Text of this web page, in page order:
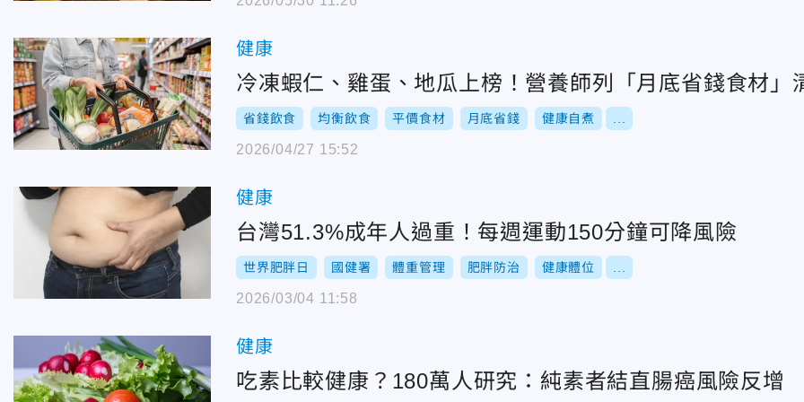
健康
冷凍蝦仁、雞蛋、地瓜上榜！營養師列「月底省錢食材」
省錢飲食 均衡飲食 平價食材 月底省錢 健康自煮
2026/04/27 15:52
健康
台灣51.3%成年人過重！每週運動150分鐘可降風險
世界肥胖日 國健署 體重管理 肥胖防治 健康體位
2026/03/04 11:58
健康
吃素比較健康？180萬人研究：純素者結直腸癌風險反增